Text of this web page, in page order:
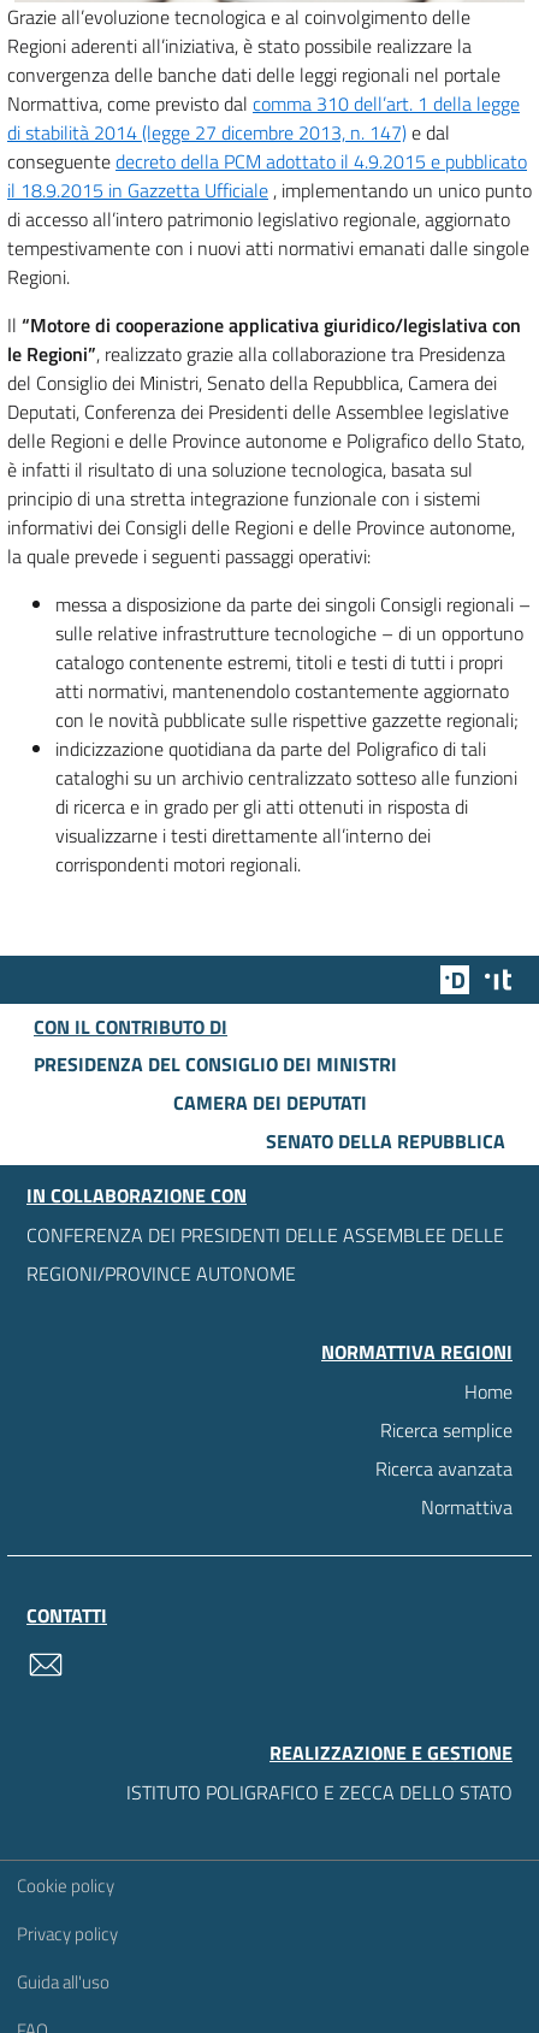
Grazie all’evoluzione tecnologica e al coinvolgimento delle
Regioni aderenti all’iniziativa, è stato possibile realizzare la
convergenza delle banche dati delle leggi regionali nel portale
Normattiva, come previsto dal comma 310 dell’art. 1 della legge
di stabilità 2014 (legge 27 dicembre 2013, n. 147)e dal
conseguentedecreto della PCM adottato il 4.9.2015 e pubblicato
il 18.9.2015 in Gazzetta Ufficiale , implementando un unico punto
di accesso all’intero patrimonio legislativo regionale, aggiornato
tempestivamente con i nuovi atti normativi emanati dalle singole
Regioni.
Il “Motore di cooperazione applicativa giuridico/legislativa con
le Regioni”, realizzato grazie alla collaborazione tra Presidenza
del Consiglio dei Ministri, Senato della Repubblica, Camera dei
Deputati, Conferenza dei Presidenti delle Assemblee legislative
delle Regioni e delle Province autonome e Poligrafico dello Stato,
è infatti il risultato di una soluzione tecnologica, basata sul
principio di una stretta integrazione funzionale con i sistemi
informativi dei Consigli delle Regioni e delle Province autonome,
la quale prevede i seguenti passaggi operativi:
messa a disposizione da parte dei singoli Consigli regionali –
sulle relative infrastrutture tecnologiche – di un opportuno
catalogo contenente estremi, titoli e testi di tutti i propri
atti normativi, mantenendolo costantemente aggiornato
con le novità pubblicate sulle rispettive gazzette regionali;
indicizzazione quotidiana da parte del Poligrafico di tali
cataloghi su un archivio centralizzato sotteso alle funzioni
di ricerca e in grado per gli atti ottenuti in risposta di
visualizzarne i testi direttamente all’interno dei
corrispondenti motori regionali.
Team
CON IL CONTRIBUTO DI
PRESIDENZA DEL CONSIGLIO DEI MINISTRI
CAMERA DEI DEPUTATI
SENATO DELLA REPUBBLICA
IN COLLABORAZIONE CON
CONFERENZA DEI PRESIDENTI DELLE ASSEMBLEE DELLE
REGIONI/PROVINCE AUTONOME
NORMATTIVA REGIONI
Home
Ricerca semplice
Ricerca avanzata
Normattiva
CONTATTI
REALIZZAZIONE E GESTIONE
ISTITUTO POLIGRAFICO E ZECCA DELLO STATO
Sezione Link Utili
Cookie policy
Privacy policy
Guida all'uso